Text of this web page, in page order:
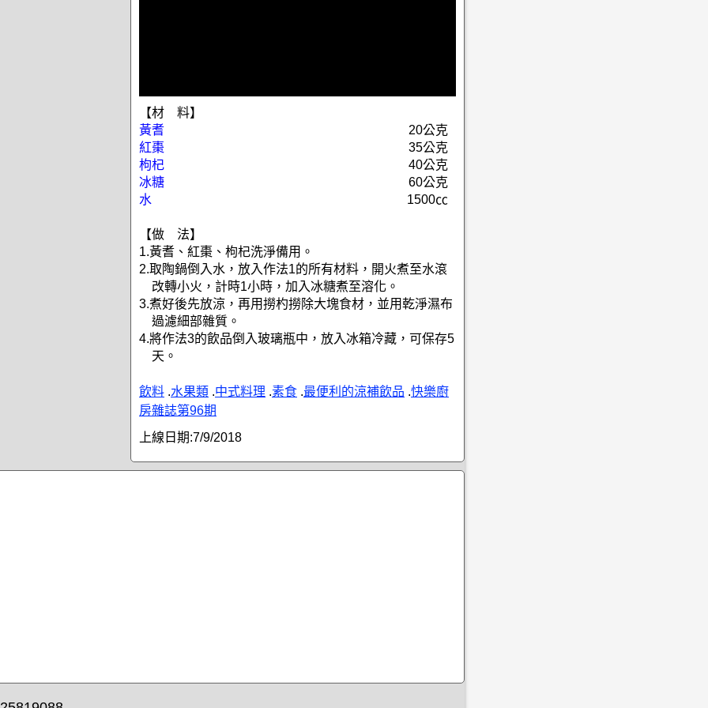
【材 料】
黃耆
20公克
紅棗
35公克
枸杞
40公克
冰糖
60公克
水
1500㏄
【做 法】
1.黃耆、紅棗、枸杞洗淨備用。
2.取陶鍋倒入水，放入作法1的所有材料，開火煮至水滾
改轉小火，計時1小時，加入冰糖煮至溶化。
3.煮好後先放涼，再用撈杓撈除大塊食材，並用乾淨濕布
過濾細部雜質。
4.將作法3的飲品倒入玻璃瓶中，放入冰箱冷藏，可保存5
天。
飲料 .水果類 .中式料理 .素食 .最便利的涼補飲品 .快樂廚
房雜誌第96期
上線日期:7/9/2018